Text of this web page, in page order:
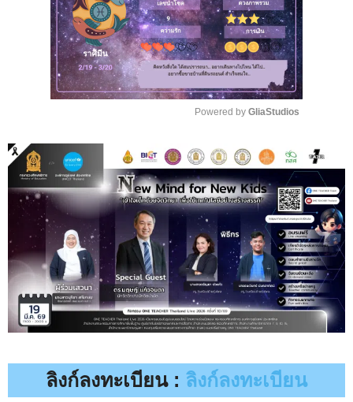
u
e
Powered by GliaStudios
ลิงก์ลงทะเบียน : ลิงก์ลงทะเบียน